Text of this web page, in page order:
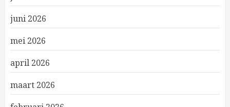
juni 2026
mei 2026
april 2026
maart 2026